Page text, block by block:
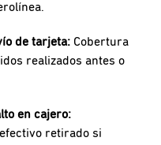
de tarjeta: Cobertura
realizados antes o
en cajero:
retirado si